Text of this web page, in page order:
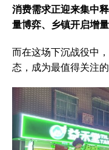
消费需求正迎来集中
量博弈、乡镇开启增
而在这场下沉战役中
态，成为最值得关注的